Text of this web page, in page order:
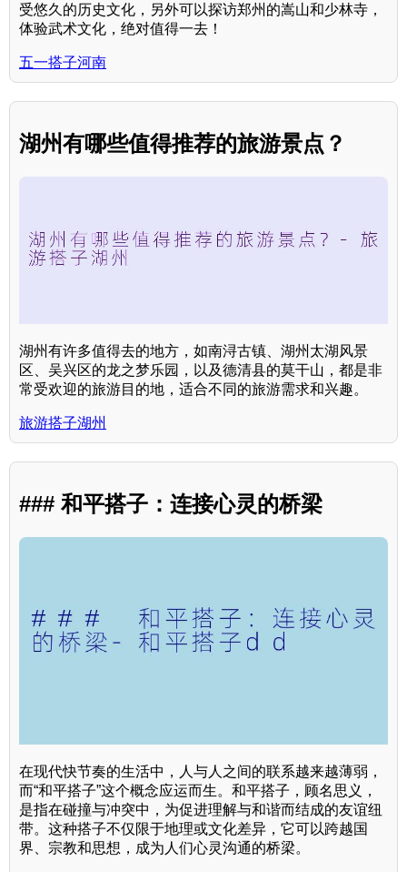
受悠久的历史文化，另外可以探访郑州的嵩山和少林寺，
体验武术文化，绝对值得一去！
五一搭子河南
湖州有哪些值得推荐的旅游景点？
湖州有许多值得去的地方，如南浔古镇、湖州太湖风景
区、吴兴区的龙之梦乐园，以及德清县的莫干山，都是非
常受欢迎的旅游目的地，适合不同的旅游需求和兴趣。
旅游搭子湖州
### 和平搭子：连接心灵的桥梁
在现代快节奏的生活中，人与人之间的联系越来越薄弱，
而“和平搭子”这个概念应运而生。和平搭子，顾名思义，
是指在碰撞与冲突中，为促进理解与和谐而结成的友谊纽
带。这种搭子不仅限于地理或文化差异，它可以跨越国
界、宗教和思想，成为人们心灵沟通的桥梁。